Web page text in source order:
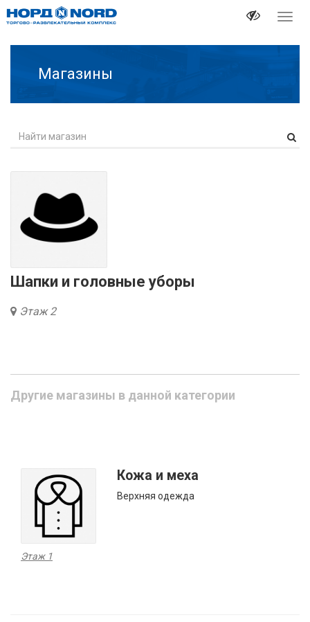
Магазины
Шапки и головные уборы
Этаж 2
Другие магазины в данной категории
Кожа и меха
Верхняя одежда
Этаж 1